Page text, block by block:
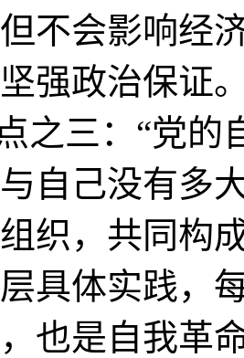
不会影响经
强政治保证
之三：“党的
与自己没有多
织，共同构
具体实践，
也是自我革